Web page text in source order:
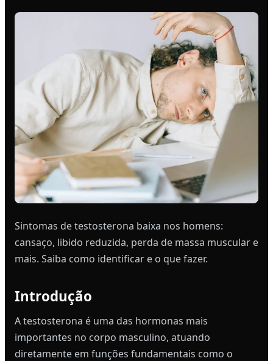
Sintomas de testosterona baixa nos homens:
cansaço, libido reduzida, perda de massa muscular e
mais. Saiba como identificar e o que fazer.
Introdução
A testosterona é uma das hormonas mais
importantes no corpo masculino, atuando
diretamente em funções fundamentais como o